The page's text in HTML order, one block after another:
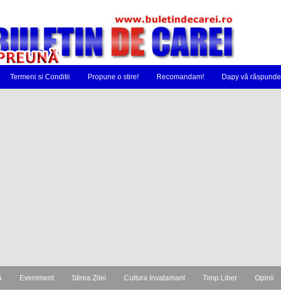
Termeni si Conditii Propune o stire! Recomandam! Dapy vă răspunde
Eveniment Stirea Zilei Cultura Invatamant Timp Liber Opinii